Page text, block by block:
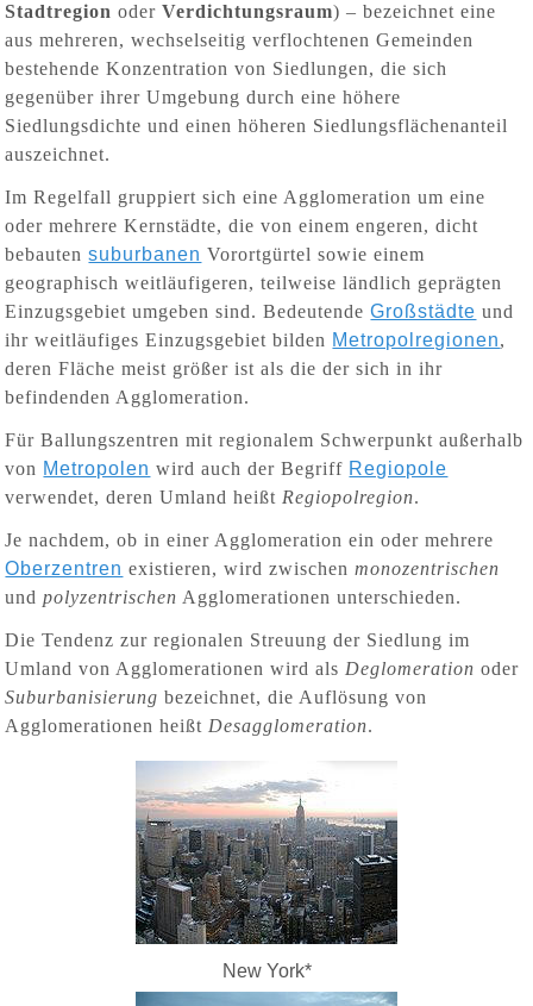
Stadtregion oderVerdichtungsraum) – bezeichnet eine
aus mehreren, wechselseitig verflochtenen Gemeinden
bestehende Konzentration von Siedlungen, die sich
gegenüber ihrer Umgebung durch eine höhere
Siedlungsdichte und einen höheren Siedlungsflächenanteil
auszeichnet.
Im Regelfall gruppiert sich eine Agglomeration um eine
oder mehrere Kernstädte, die von einem engeren, dicht
bebautensuburbanen Vorortgürtel sowie einem
geographisch weitläufigeren, teilweise ländlich geprägten
Einzugsgebiet umgeben sind. BedeutendeGroßstädte und
ihr weitläufiges Einzugsgebiet bilden Metropolregionen,
deren Fläche meist größer ist als die der sich in ihr
befindenden Agglomeration.
Für Ballungszentren mit regionalem Schwerpunkt außerhalb
von Metropolen wird auch der Begriff Regiopole
verwendet, deren Umland heißtRegiopolregion.
Je nachdem, ob in einer Agglomeration ein oder mehrere
Oberzentren existieren, wird zwischenmonozentrischen
undpolyzentrischen Agglomerationen unterschieden.
Die Tendenz zur regionalen Streuung der Siedlung im
Umland von Agglomerationen wird alsDeglomeration oder
Suburbanisierung bezeichnet, die Auflösung von
Agglomerationen heißtDesagglomeration.
New York*